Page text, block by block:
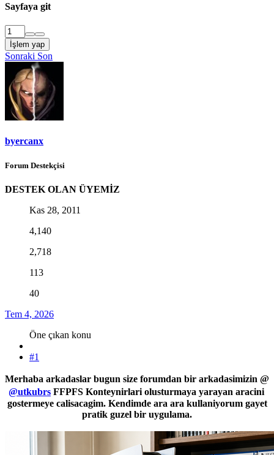
Sayfaya git
İşlem yap
Sonraki Son
byercanx
Forum Destekçisi
DESTEK OLAN ÜYEMİZ
Kas 28, 2011
4,140
2,718
113
40
Tem 4, 2026
Öne çıkan konu
#1
Merhaba arkadaslar bugun size forumdan bir arkadasimizin @
@utkubrs FFPFS Konteynirlari olusturmaya yarayan aracini
gostermeye calisacagim. Kendimde ara ara kullaniyorum gayet
pratik guzel bir uygulama.